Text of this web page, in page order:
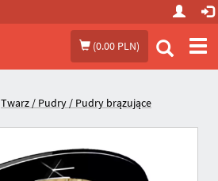
(0.00 PLN)
Twarz / Pudry / Pudry brązujące